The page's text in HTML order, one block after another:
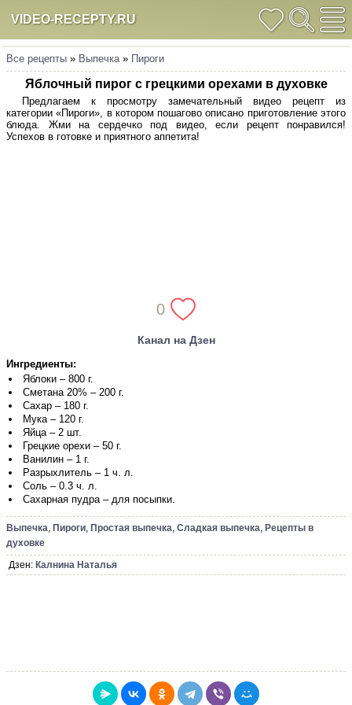
VIDEO-RECEPTY.RU
Все рецепты » Выпечка» Пироги
Яблочный пирог с грецкими орехами в духовке
Предлагаем к просмотру замечательный видео рецепт из
категории «Пироги», в котором пошагово описано приготовление этого
блюда. Жми на сердечко под видео, если рецепт понравился!
Успехов в готовке и приятного аппетита!
0
Канал на Дзен
Ингредиенты:
Яблоки – 800 г.
Сметана 20% – 200 г.
Сахар – 180 г.
Мука – 120 г.
Яйца – 2 шт.
Грецкие орехи – 50 г.
Ванилин – 1 г.
Разрыхлитель – 1 ч. л.
Соль – 0.3 ч. л.
Сахарная пудра – для посыпки.
Выпечка, Пироги, Простая выпечка, Сладкая выпечка, Рецепты в
духовке
Дзен: Калнина Наталья